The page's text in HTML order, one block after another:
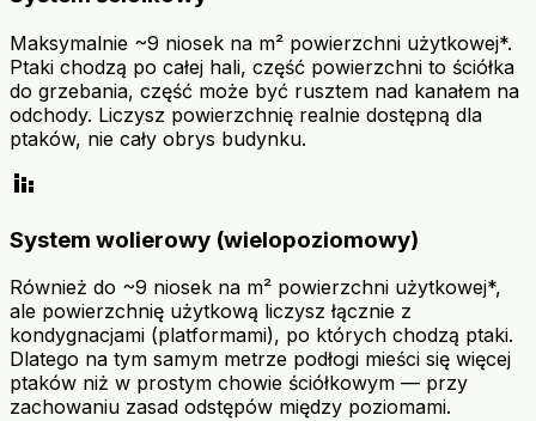
Maksymalnie ~9 niosek na m² powierzchni użytkowej*.
Ptaki chodzą po całej hali, część powierzchni to ściółka
do grzebania, część może być rusztem nad kanałem na
odchody. Liczysz powierzchnię realnie dostępną dla
ptaków, nie cały obrys budynku.
stacked_bar_chart
System wolierowy (wielopoziomowy)
Również do ~9 niosek na m² powierzchni użytkowej*,
ale powierzchnię użytkową liczysz łącznie z
kondygnacjami (platformami), po których chodzą ptaki.
Dlatego na tym samym metrze podłogi mieści się więcej
ptaków niż w prostym chowie ściółkowym — przy
zachowaniu zasad odstępów między poziomami.